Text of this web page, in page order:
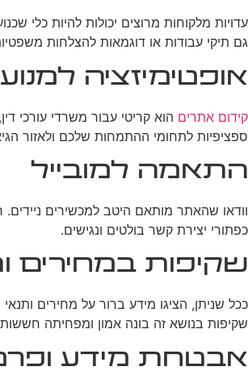
עדויות מלקוחות מרוצים יכולות להיות כלי
גם תיקי עבודות או דוגמאות להצלחות
אופטימיזציה
קידום אתרים הוא קריטי עבור משרדי עורכי
ספציפיות לתחומי ההתמחות שלכם ולאזור
התאמה למובייל
וודאו שהאתר מותאם היטב למכשירים
כפתורי יצירת קשר בולטים ונגישים.
שקיפות במחירים
ככל שניתן, הציגו מידע ברור על מחירים
שקיפות בנושא זה בונה אמון ומפחיתה חששות
אבטחת מידע